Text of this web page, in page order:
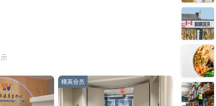
精英会员